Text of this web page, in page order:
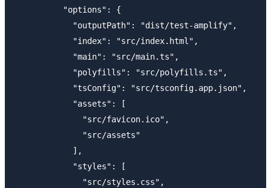
          "options": {
            "outputPath": "dist/test-amplify",
            "index": "src/index.html",
            "main": "src/main.ts",
            "polyfills": "src/polyfills.ts",
            "tsConfig": "src/tsconfig.app.json",
            "assets": [
              "src/favicon.ico",
              "src/assets"
            ],
            "styles": [
              "src/styles.css",